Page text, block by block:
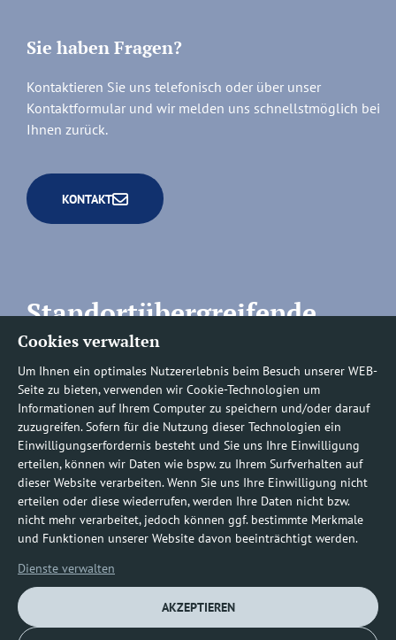
Cookies verwalten
Um Ihnen ein optimales Nutzererlebnis beim Besuch unserer WEB-
Seite zu bieten, verwenden wir Cookie-Technologien um
Informationen auf Ihrem Computer zu speichern und/oder darauf
zuzugreifen. Sofern für die Nutzung dieser Technologien ein
Einwilligungserfordernis besteht und Sie uns Ihre Einwilligung
erteilen, können wir Daten wie bspw. zu Ihrem Surfverhalten auf
dieser Website verarbeiten. Wenn Sie uns Ihre Einwilligung nicht
erteilen oder diese wiederrufen, werden Ihre Daten nicht bzw.
nicht mehr verarbeitet, jedoch können ggf. bestimmte Merkmale
und Funktionen unserer Website davon beeinträchtigt werden.
Dienste verwalten
AKZEPTIEREN
Sie haben Fragen?
Kontaktieren Sie uns telefonisch oder über unser
Kontaktformular und wir melden uns schnellstmöglich bei
Ihnen zurück.
KONTAKT
Standortübergreifende
Rufnummern
Befundauskünfte/
Nachforderungen
0800 1219100-10